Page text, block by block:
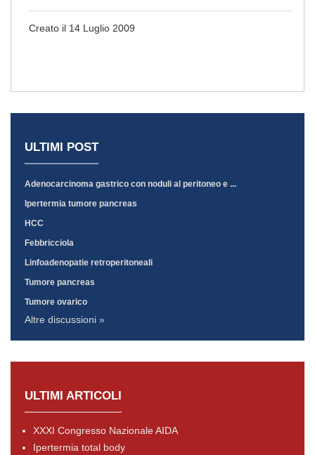
Creato il 14 Luglio 2009
ULTIMI POST
Adenocarcinoma gastrico con noduli al peritoneo e ...
Ipertermia tumore pancreas
HCC
Febbricciola
Linfoadenopatie retroperitoneali
Tumore pancreas
Tumore ovarico
Altre discussioni »
ULTIMI ARTICOLI
XXXI Congresso Nazionale AIDA
Ipertermia total body